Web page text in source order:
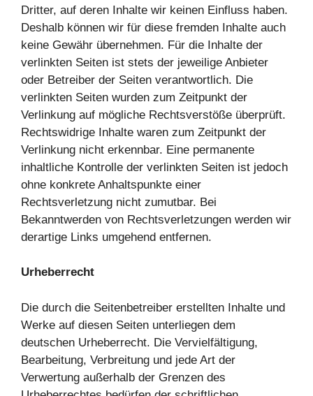
Dritter, auf deren Inhalte wir keinen Einfluss haben.
Deshalb können wir für diese fremden Inhalte auch
keine Gewähr übernehmen. Für die Inhalte der
verlinkten Seiten ist stets der jeweilige Anbieter
oder Betreiber der Seiten verantwortlich. Die
verlinkten Seiten wurden zum Zeitpunkt der
Verlinkung auf mögliche Rechtsverstöße überprüft.
Rechtswidrige Inhalte waren zum Zeitpunkt der
Verlinkung nicht erkennbar. Eine permanente
inhaltliche Kontrolle der verlinkten Seiten ist jedoch
ohne konkrete Anhaltspunkte einer
Rechtsverletzung nicht zumutbar. Bei
Bekanntwerden von Rechtsverletzungen werden wir
derartige Links umgehend entfernen.
Urheberrecht
Die durch die Seitenbetreiber erstellten Inhalte und
Werke auf diesen Seiten unterliegen dem
deutschen Urheberrecht. Die Vervielfältigung,
Bearbeitung, Verbreitung und jede Art der
Verwertung außerhalb der Grenzen des